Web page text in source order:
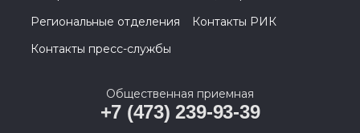
Региональные отделения
Контакты РИК
Контакты пресс-службы
Общественная приемная
+7 (473) 239-93-39